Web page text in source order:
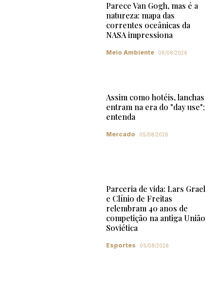
Parece Van Gogh, mas é a
natureza: mapa das
correntes oceânicas da
NASA impressiona
Meio Ambiente 06/08/2026
Assim como hotéis, lanchas
entram na era do "day use";
entenda
Mercado 05/08/2026
Parceria de vida: Lars Grael
e Clínio de Freitas
relembram 40 anos de
competição na antiga União
Soviética
Esportes 05/08/2026